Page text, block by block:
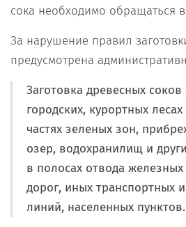
сока необходимо обращаться в
За нарушение правил
предусмотрена
Заготовка древесных
городских, курортных
частях зеленых зон,
озер, водохранилищ и
в полосах отвода
дорог, иных транспортных
линий, населенных пунктов.